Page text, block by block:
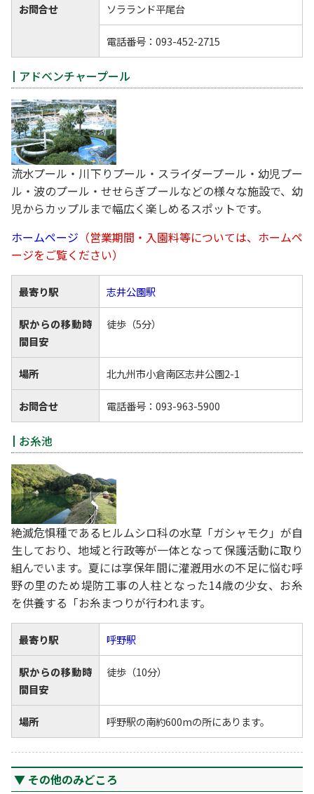
お問合せ ソラランド平尾台
電話番号：093-452-2715
アドベンチャープール
流水プール・川下りプール・スライダープール・幼児プー
ル・波のプール・せせらぎプールなどの様々な施設で、幼
児からカップルまで幅広く楽しめるスポットです。
ホームページ （営業期間・入園料等については、ホームペ
ージをご覧ください）
最寄り駅 志井公園駅
駅からの移動時
間目安
徒歩（5分）
場所 北九州市小倉南区志井公園2-1
お問合せ 電話番号：093-963-5900
お糸池
絶滅危惧種であるヒルムシロ科の水草「ガシャモク」が自
生しており、地域と行政等が一体となって保護活動に取り
組んでいます。夏には享保年間に灌漑用水の不足に悩む呼
野の里のため堤防工事の人柱となった14歳の少女、お糸
を供養する「お糸まつりが行われます。
最寄り駅 呼野駅
駅からの移動時
間目安
徒歩（10分）
場所 呼野駅の南約600mの所にあります。
その他のみどころ